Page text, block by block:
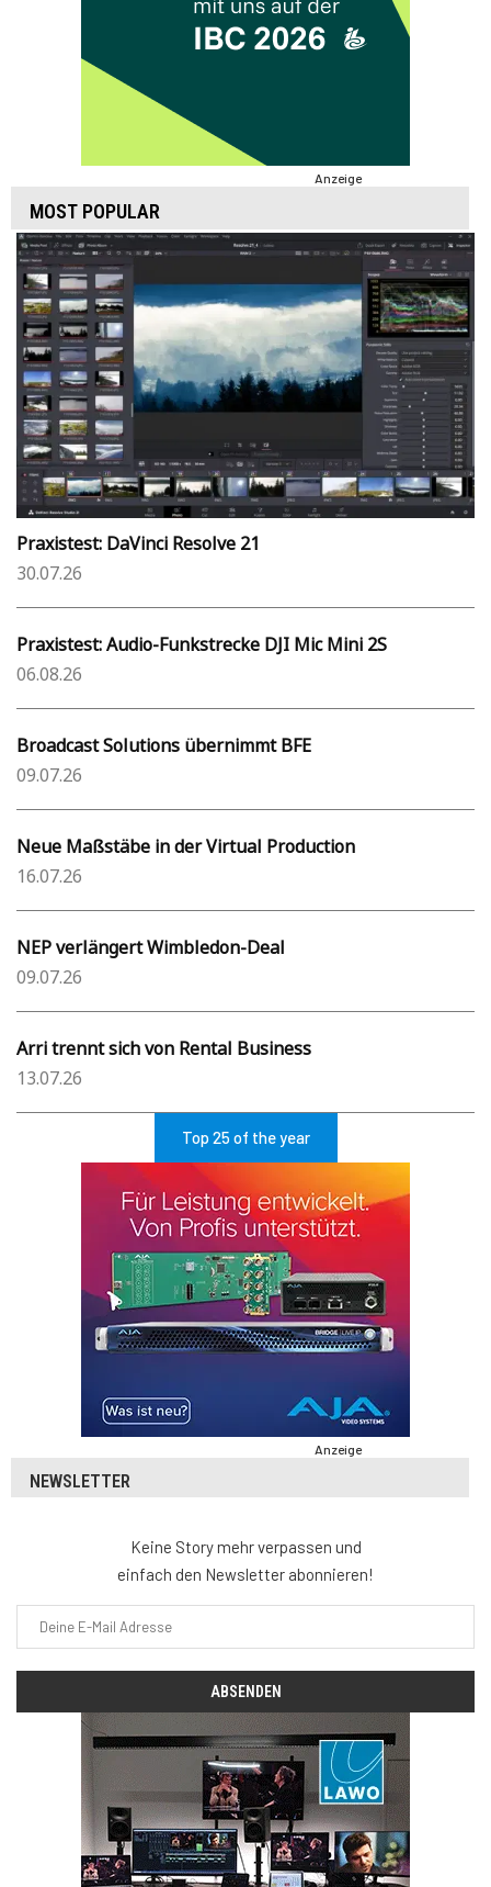
Anzeige
MOST POPULAR
Praxistest: DaVinci Resolve 21
30.07.26
Praxistest: Audio-Funkstrecke DJI Mic Mini 2S
06.08.26
Broadcast Solutions übernimmt BFE
09.07.26
Neue Maßstäbe in der Virtual Production
16.07.26
NEP verlängert Wimbledon-Deal
09.07.26
Arri trennt sich von Rental Business
13.07.26
Top 25 of the year
Anzeige
NEWSLETTER
Keine Story mehr verpassen und
einfach den Newsletter abonnieren!